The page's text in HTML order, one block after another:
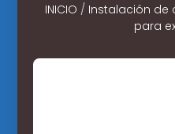
INICIO / Instalación de
para